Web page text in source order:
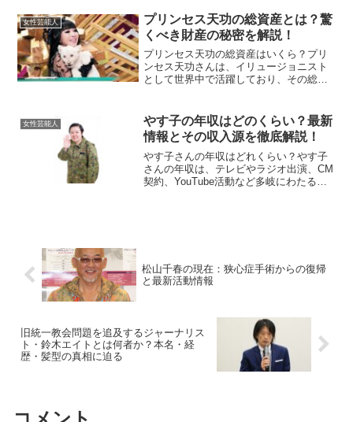
額は動画の再生回数や投稿頻度に基づい
ており、...
女性芸能人
プリンセス天功の総資産とは？驚
くべき財産の秘密を解説！
プリンセス天功の総資産はいくら？プリ
ンセス天功さんは、イリュージョニスト
として世界中で活躍しており、その総資
彼女は「時給5000万円」という驚異的な
ギャラで知られ、年間...
女性芸能人
やす子の年収はどのくらい？最新
情報とその収入源を徹底解説！
やす子さんの年収はどれくらい？やす子
さんの年収は、テレビやラジオ出演、CM
契約、YouTube活動など多岐にわたる収
松山千春の現在：狭心症手術からの復帰
と最新活動情報
旧統一教会問題を追及するジャーナリス
ト・鈴木エイトとは何者か？本名・経
歴・髪型の真相に迫る